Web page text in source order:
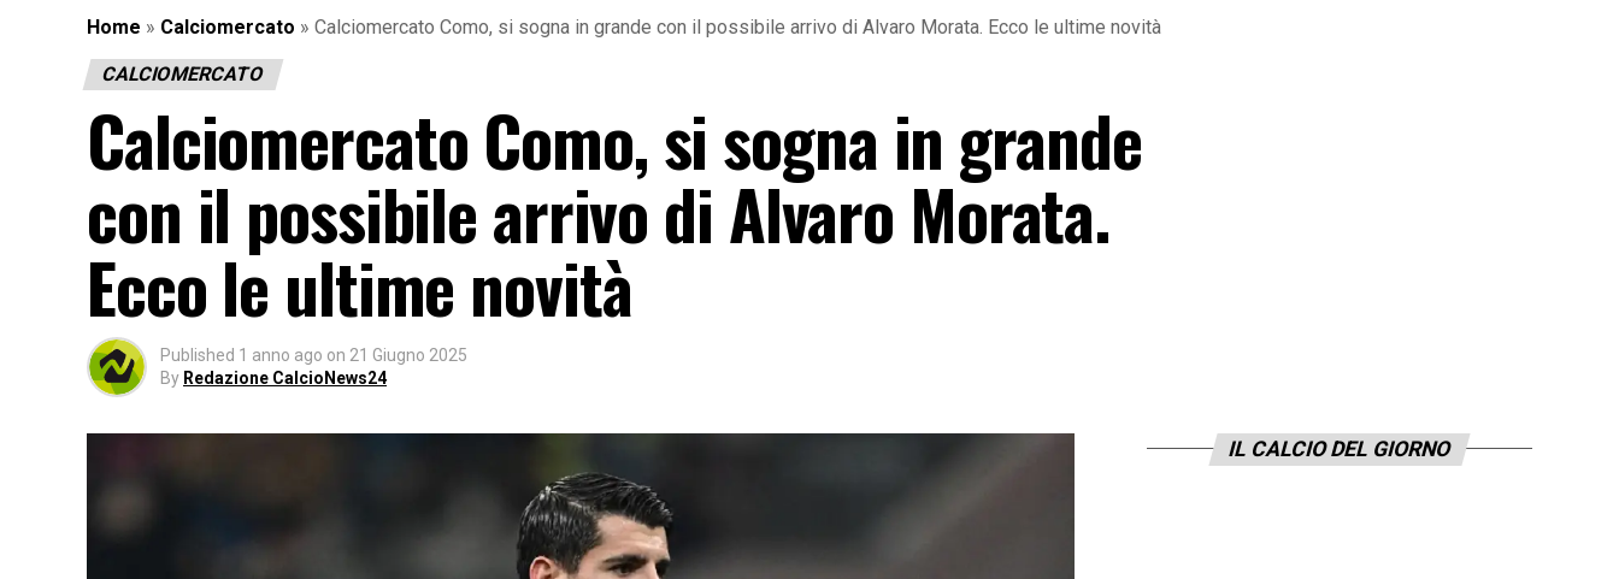
Home » Calciomercato » Calciomercato Como, si sogna in grande con il possibile arrivo di Alvaro Morata. Ecco le ultime novità
CALCIOMERCATO
Calciomercato Como, si sogna in grande
con il possibile arrivo di Alvaro Morata.
Ecco le ultime novità
Published 1 anno ago on 21 Giugno 2025
By Redazione CalcioNews24
IL CALCIO DEL GIORNO